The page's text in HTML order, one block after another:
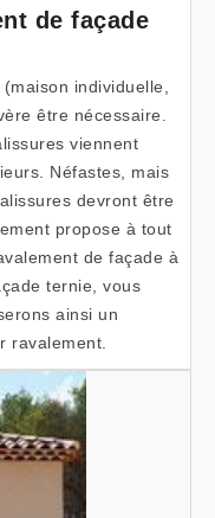
de façade
individuelle,
être nécessaire.
viennent
Néfastes, mais
devront être
propose à tout
de façade à
ternie, vous
ainsi un
ravalement.